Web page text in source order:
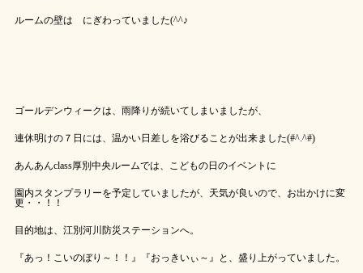
ルームの壁は にぎわっていました(^^♪
ゴールデンウィークは、雨降りが続いてしまいましたが、
連休明けの７日には、温かい日差しを浴びることが出来ました(#^.^#)
あんあんclass厚別中央ルームでは、こどもの日のイベントに
園内スタンプラリーを予定していましたが、天気が良いので、お出かけに変
更・・！！
目的地は、江別河川防災ステーションへ。
『あっ！こいのぼり～！！』『おっきいぃ～』と、盛り上がっていました。